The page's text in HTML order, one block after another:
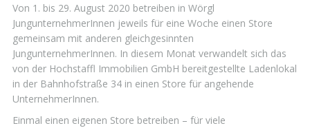
Von 1. bis 29. August 2020 betreiben in Wörgl
JungunternehmerInnen jeweils für eine Woche einen Store
gemeinsam mit anderen gleichgesinnten
JungunternehmerInnen. In diesem Monat verwandelt sich das
von der Hochstaffl Immobilien GmbH bereitgestellte Ladenlokal
in der Bahnhofstraße 34 in einen Store für angehende
UnternehmerInnen.
Einmal einen eigenen Store betreiben – für viele